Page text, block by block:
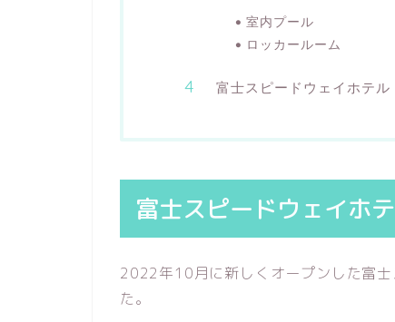
室内プール
ロッカールーム
富士スピードウェイホテル
富士スピードウェイホ
2022年10月に新しくオープンした富
た。